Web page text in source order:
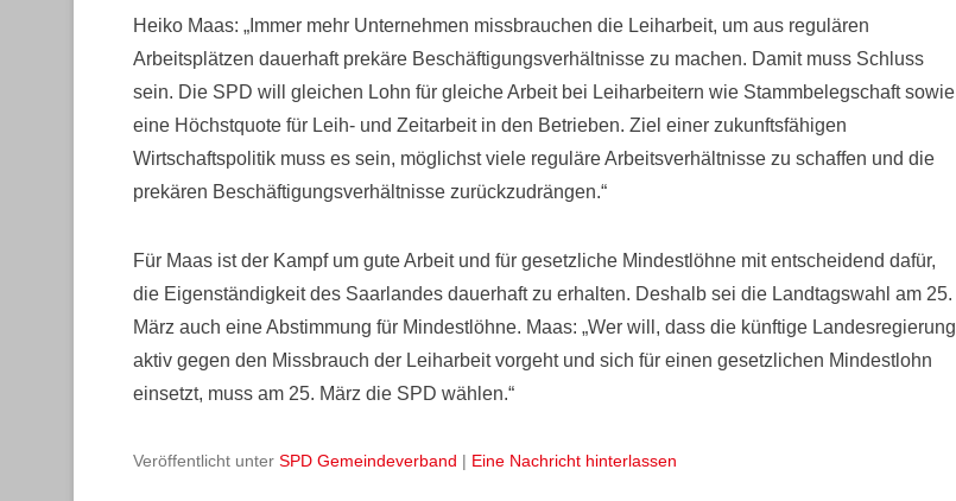
Heiko Maas: „Immer mehr Unternehmen missbrauchen die Leiharbeit, um aus regulären
Arbeitsplätzen dauerhaft prekäre Beschäftigungsverhältnisse zu machen. Damit muss Schluss
sein. Die SPD will gleichen Lohn für gleiche Arbeit bei Leiharbeitern wie Stammbelegschaft sowie
eine Höchstquote für Leih- und Zeitarbeit in den Betrieben. Ziel einer zukunftsfähigen
Wirtschaftspolitik muss es sein, möglichst viele reguläre Arbeitsverhältnisse zu schaffen und die
prekären Beschäftigungsverhältnisse zurückzudrängen.“
Für Maas ist der Kampf um gute Arbeit und für gesetzliche Mindestlöhne mit entscheidend dafür,
die Eigenständigkeit des Saarlandes dauerhaft zu erhalten. Deshalb sei die Landtagswahl am 25.
März auch eine Abstimmung für Mindestlöhne. Maas: „Wer will, dass die künftige Landesregierung
aktiv gegen den Missbrauch der Leiharbeit vorgeht und sich für einen gesetzlichen Mindestlohn
einsetzt, muss am 25. März die SPD wählen.“
Veröffentlicht unter SPD Gemeindeverband | Eine Nachricht hinterlassen